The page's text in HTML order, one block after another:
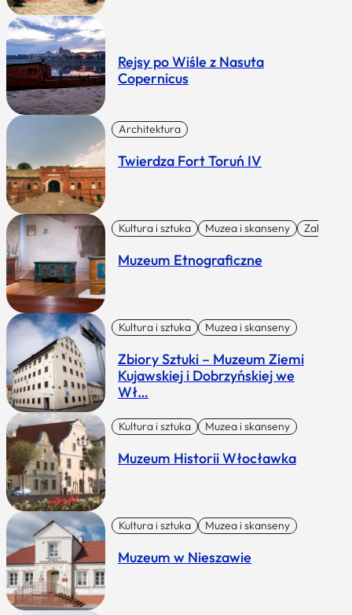
Rejsy po Wiśle z Nasuta
Copernicus
Architektura
Twierdza Fort Toruń IV
Kultura i sztuka Muzea i skanseny Zabytki I
Muzeum Etnograficzne
Kultura i sztuka Muzea i skanseny
Zbiory Sztuki – Muzeum Ziemi
Kujawskiej i Dobrzyńskiej we
Wł…
Kultura i sztuka Muzea i skanseny
Muzeum Historii Włocławka
Kultura i sztuka Muzea i skanseny
Muzeum w Nieszawie